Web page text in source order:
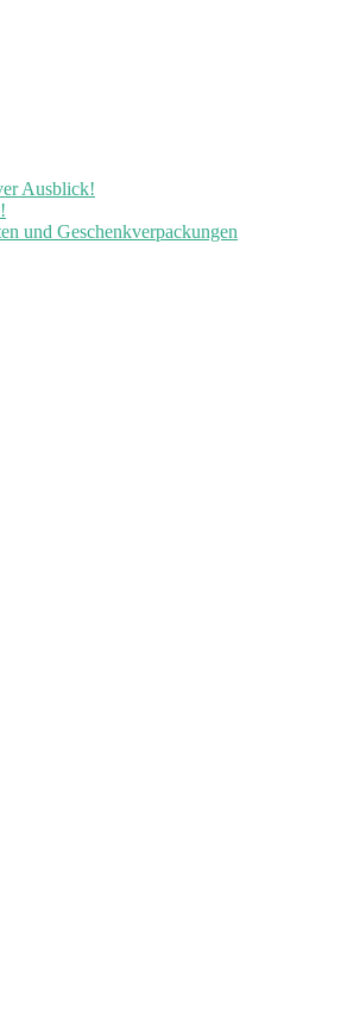
Ausblick!
und Geschenkverpackungen